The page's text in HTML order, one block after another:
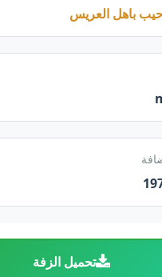
باهل العريس
تحميل الزفة